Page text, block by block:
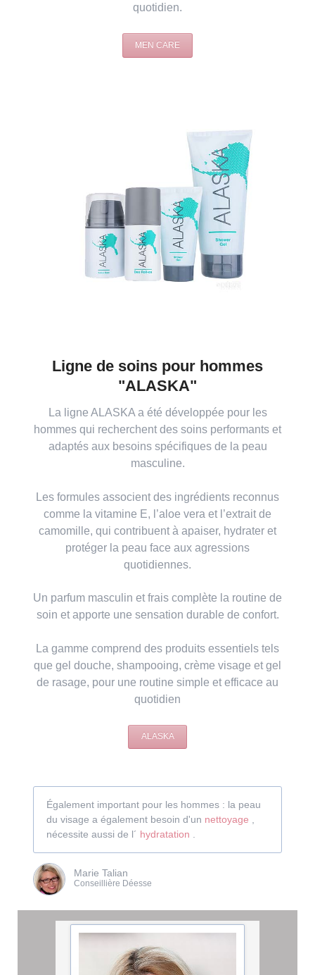
quotidien.
MEN CARE
Ligne de soins pour hommes
"ALASKA"
La ligne ALASKA a été développée pour les
hommes qui recherchent des soins performants et
adaptés aux besoins spécifiques de la peau
masculine.
Les formules associent des ingrédients reconnus
comme la vitamine E, l’aloe vera et l’extrait de
camomille, qui contribuent à apaiser, hydrater et
protéger la peau face aux agressions
quotidiennes.
Un parfum masculin et frais complète la routine de
soin et apporte une sensation durable de confort.
La gamme comprend des produits essentiels tels
que gel douche, shampooing, crème visage et gel
de rasage, pour une routine simple et efficace au
quotidien
ALASKA
Également important pour les hommes : la peau
du visage a également besoin d'un nettoyage
nécessite aussi de l´ hydratation
Marie Talian
Conseillière Déesse